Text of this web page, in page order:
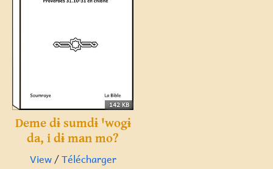
142 KB
Deme dɨ sumdɨ ꞌwogɨ
da, i dɨ man mo?
View/Télécharger